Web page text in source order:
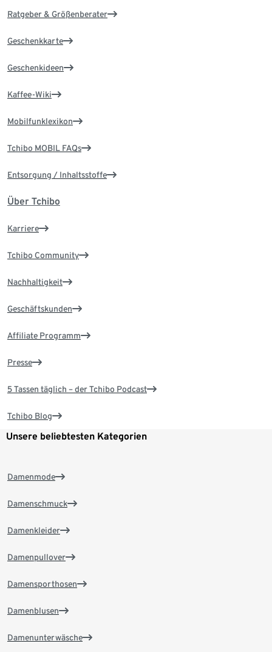
Ratgeber & Größenberater
Geschenkkarte
Geschenkideen
Kaffee-Wiki
Mobilfunklexikon
Tchibo MOBIL FAQs
Entsorgung / Inhaltsstoffe
Über Tchibo
Karriere
Tchibo Community
Nachhaltigkeit
Geschäftskunden
Affiliate Programm
Presse
5 Tassen täglich – der Tchibo Podcast
Tchibo Blog
Unsere beliebtesten Kategorien
Damenmode
Damenschmuck
Damenkleider
Damenpullover
Damensporthosen
Damenblusen
Damenunterwäsche